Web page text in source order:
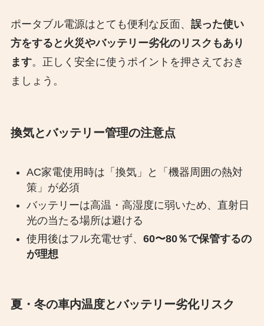
ポータブル電源はとても便利な反面、 誤った使い
方をすると火災やバッテリー劣化のリスクもあり
ます。正しく安全に使うポイントを押さえておき
ましょう。
換気とバッテリー管理の注意点
AC家電使用時は「換気」と「機器周囲の熱対
策」が必須
バッテリーは高温・高湿度に弱いため、直射日
光の当たる場所は避ける
使用後はフル充電せず、 60〜80％で保管するの
が理想
夏・冬の車内温度とバッテリー劣化リスク